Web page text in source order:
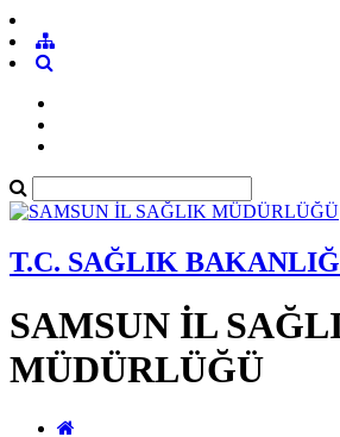
T.C. SAĞLIK
SAMSUN İL
MÜDÜRLÜĞÜ